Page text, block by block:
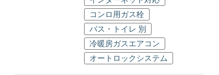
コンロ用ガス栓
バス・トイレ 別
冷暖房ガスエアコン
オートロックシステム